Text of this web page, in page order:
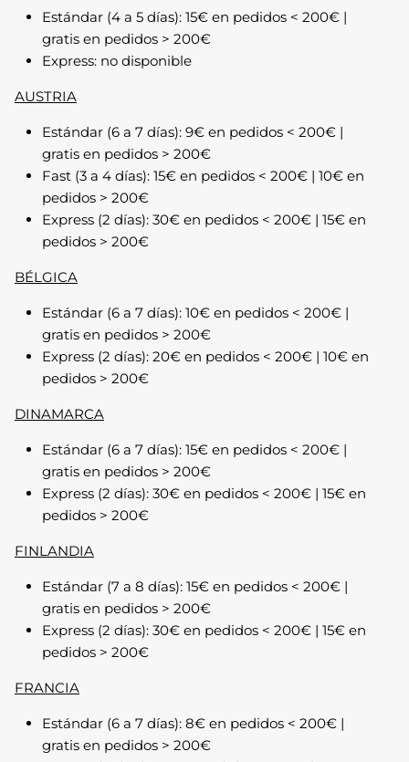
Camisas
Prendas de punto
Estándar (4 a 5 días): 15€ en pedidos < 200€ |
gratis en pedidos > 200€
Express: no disponible
AUSTRIA
Estándar (6 a 7 días): 9€ en pedidos < 200€ |
gratis en pedidos > 200€
Fast (3 a 4 días): 15€ en pedidos < 200€ | 10€ en
pedidos > 200€
Express (2 días): 30€ en pedidos < 200€ | 15€ en
pedidos > 200€
BÉLGICA
Estándar (6 a 7 días): 10€ en pedidos < 200€ |
gratis en pedidos > 200€
Express (2 días): 20€ en pedidos < 200€ | 10€ en
pedidos > 200€
DINAMARCA
Estándar (6 a 7 días): 15€ en pedidos < 200€ |
gratis en pedidos > 200€
Express (2 días): 30€ en pedidos < 200€ | 15€ en
pedidos > 200€
FINLANDIA
Estándar (7 a 8 días): 15€ en pedidos < 200€ |
gratis en pedidos > 200€
Express (2 días): 30€ en pedidos < 200€ | 15€ en
pedidos > 200€
FRANCIA
Estándar (6 a 7 días): 8€ en pedidos < 200€ |
gratis en pedidos > 200€